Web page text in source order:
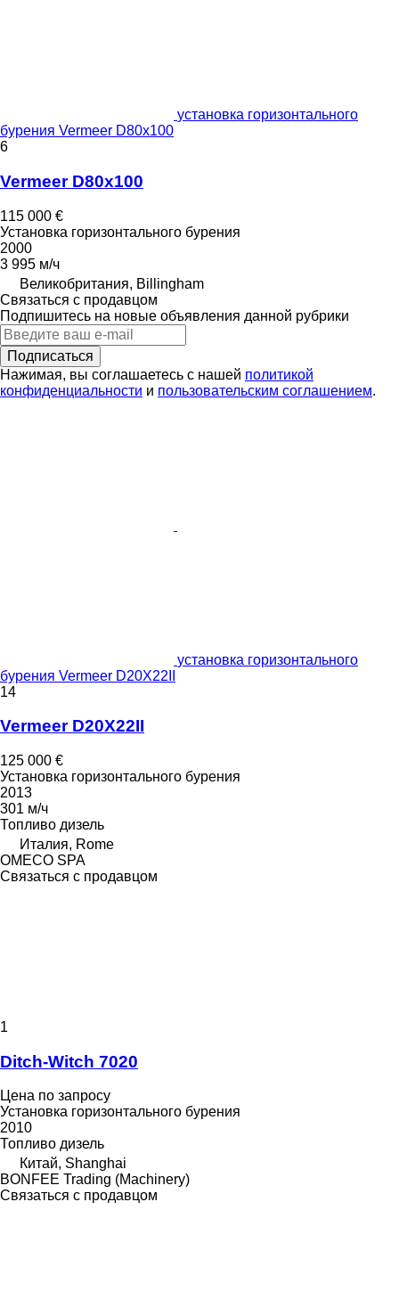
установка горизонтального
бурения Vermeer D80x100
6
Vermeer D80x100
115 000 €
Установка горизонтального бурения
2000
3 995 м/ч
Великобритания, Billingham
Связаться с продавцом
Подпишитесь на новые объявления данной рубрики
Подписаться
Нажимая, вы соглашаетесь с нашей политикой
конфиденциальности и пользовательским соглашением.
установка горизонтального
бурения Vermeer D20X22II
14
Vermeer D20X22II
125 000 €
Установка горизонтального бурения
2013
301 м/ч
Топливо дизель
Италия, Rome
OMECO SPA
Связаться с продавцом
1
Ditch-Witch 7020
Цена по запросу
Установка горизонтального бурения
2010
Топливо дизель
Китай, Shanghai
BONFEE Trading (Machinery)
Связаться с продавцом